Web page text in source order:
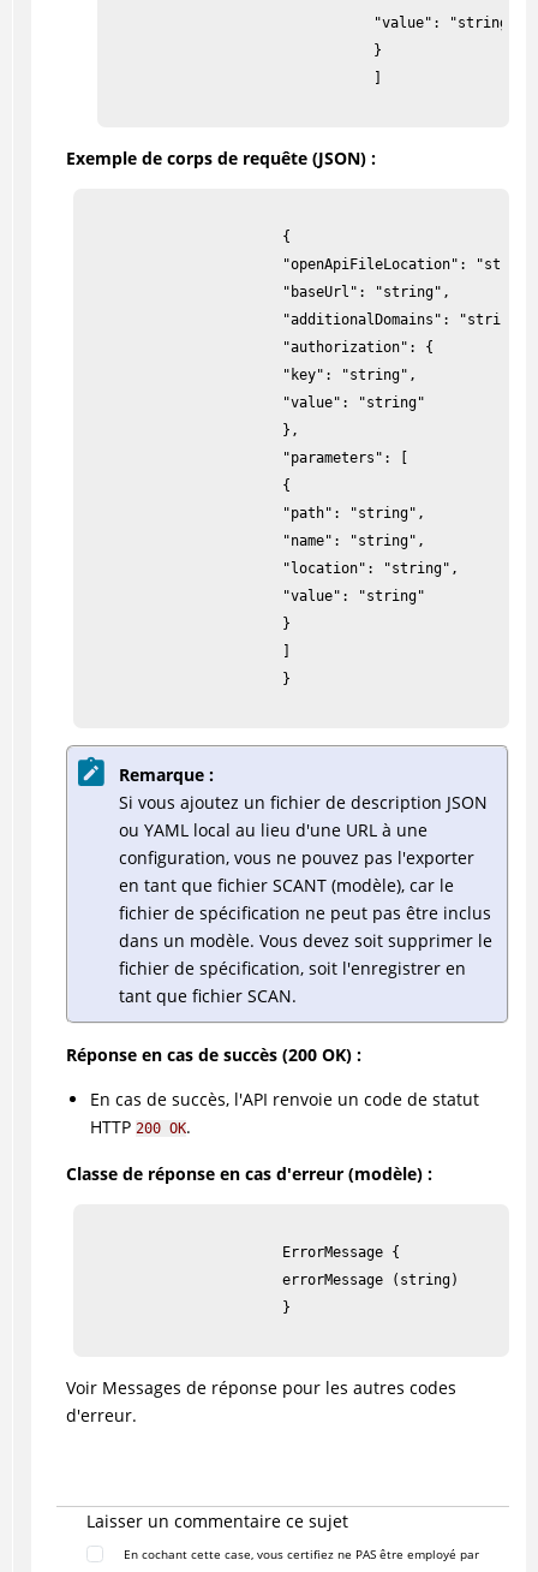
                                "value": "string"
                                }
                                ]
Exemple de corps de requête (JSON) :
                        {
"openApiFileLocation":
                        "baseUrl": "string",
                        "additionalDomains": "string",
                        "authorization": {
                        "key": "string",
                        "value": "string"
                        },
                        "parameters": [
                        {
                        "path": "string",
                        "name": "string",
                        "location": "string",
                        "value": "string"
                        }
                        }
Remarque :
Si vous ajoutez un fichier de description JSON
ou YAML local au lieu d'une URL à une
configuration, vous ne pouvez pas l'exporter
en tant que fichier SCANT (modèle), car le
fichier de spécification ne peut pas être inclus
dans un modèle. Vous devez soit supprimer le
fichier de spécification, soit l'enregistrer en
tant que fichier SCAN.
Réponse en cas de succès (200 OK) :
En cas de succès, l'API renvoie un code de statut
HTTP 200 OK.
Classe de réponse en cas d'erreur (modèle) :
                        ErrorMessage {
                        errorMessage (string)
                        }
Voir Messages de réponse pour les autres codes
d'erreur.
Laisser un commentaire ce sujet
En cochant cette case, vous certifiez ne PAS être employé par